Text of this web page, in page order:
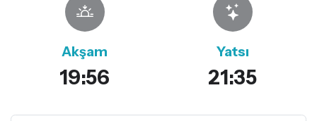
Akşam
19:56
Yatsı
21:35